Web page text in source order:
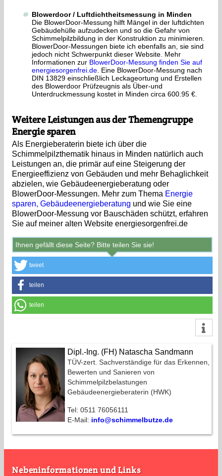
Blowerdoor / Luftdichtheitsmessung in Minden
Die BlowerDoor-Messung hilft Mängel in der luftdichten
Gebäudehülle aufzudecken und so die Gefahr von
Schimmelpilzbildung in der Konstruktion zu minimieren.
BlowerDoor-Messungen biete ich ebenfalls an, sie sind
jedoch nicht Schwerpunkt dieser Website. Mehr
Informationen zur BlowerDoor-Messung finden Sie auf
energiesorgenfrei.de . Eine BlowerDoor-Messung nach
DIN 13829 einschließlich Leckageortung und Erstellen
des Blowerdoor Prüfzeugnis als Über-und
Unterdruckmessung kostet in Minden circa 600.95 €.
Weitere Leistungen aus der Themengruppe
Energie sparen
Als Energieberaterin biete ich über die
Schimmelpilzthematik hinaus in Minden natürlich auch
Leistungen an, die primär auf eine Steigerung der
Energieeffizienz von Gebäuden und mehr Behaglichkeit
abzielen, wie Gebäudeenergieberatung oder
BlowerDoor-Messungen. Mehr zum Thema Energie
sparen, Gebäudeenergieberatung und wie Sie eine
BlowerDoor-Messung vor Bauschäden schützt, erfahren
Sie auf meiner alten Website energiesorgenfrei.de
Ihnen gefällt diese Seite? Bitte teilen Sie sie!
tweet
teilen
teilen
Dipl.-Ing. (FH) Natascha Sandmann
TÜV-zert. Sachverständige für das Erkennen,
Bewerten und Sanieren von
Schimmelpilzbelastungen
Gebäudeenergieberaterin (HWK)
Tel: 0511 76056111
E-Mail: info@schimmelbutze.de
Nebeninformationen und Links